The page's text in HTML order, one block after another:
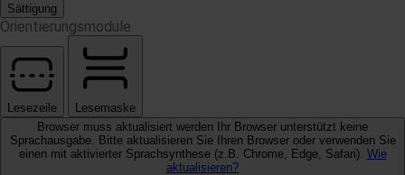
Sättigung
Orientierungsmodule
Lesezeile
Lesemaske
Browser muss aktualisiert werden Ihr Browser unterstützt keine
Sprachausgabe. Bitte aktualisieren Sie Ihren Browser oder verwenden Sie
einen mit aktivierter Sprachsynthese (z.B. Chrome, Edge, Safari). Wie
aktualisieren?